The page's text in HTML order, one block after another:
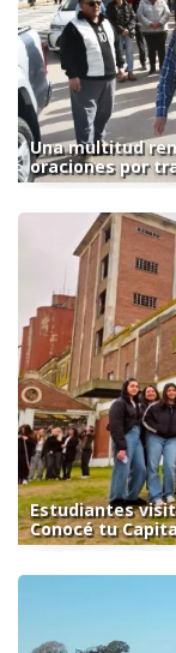
Una multitud
oraciones por
Estudiantes
Conocé tu